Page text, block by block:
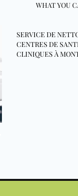
WHAT YOU
SERVICE DE
CENTRES DE
CLINIQUES À